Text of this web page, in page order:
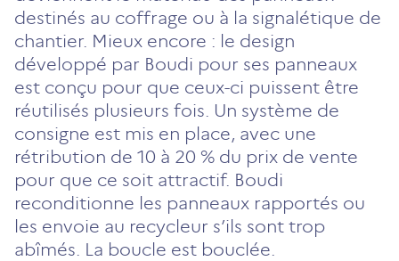
destinés au coffrage ou à la signalétique de
chantier. Mieux encore : le design
développé par Boudi pour ses panneaux
est conçu pour que ceux-ci puissent être
réutilisés plusieurs fois. Un système de
consigne est mis en place, avec une
rétribution de 10 à 20 % du prix de vente
pour que ce soit attractif. Boudi
reconditionne les panneaux rapportés ou
les envoie au recycleur s’ils sont trop
abîmés. La boucle est bouclée.